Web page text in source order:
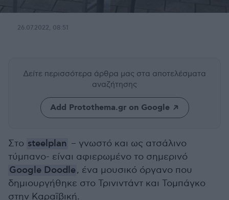
26.07.2022, 08:51
Δείτε περισσότερα άρθρα μας στα αποτελέσματα
αναζήτησης
Add Protothema.gr on Google
Στο steelplan – γνωστό και ως ατσάλινο
τύμπανο- είναι αφιερωμένο το σημερινό
Google Doodle, ένα μουσικό όργανο που
δημιουργήθηκε στο Τρινιντάντ και Τομπάγκο
στην Καραϊβική.